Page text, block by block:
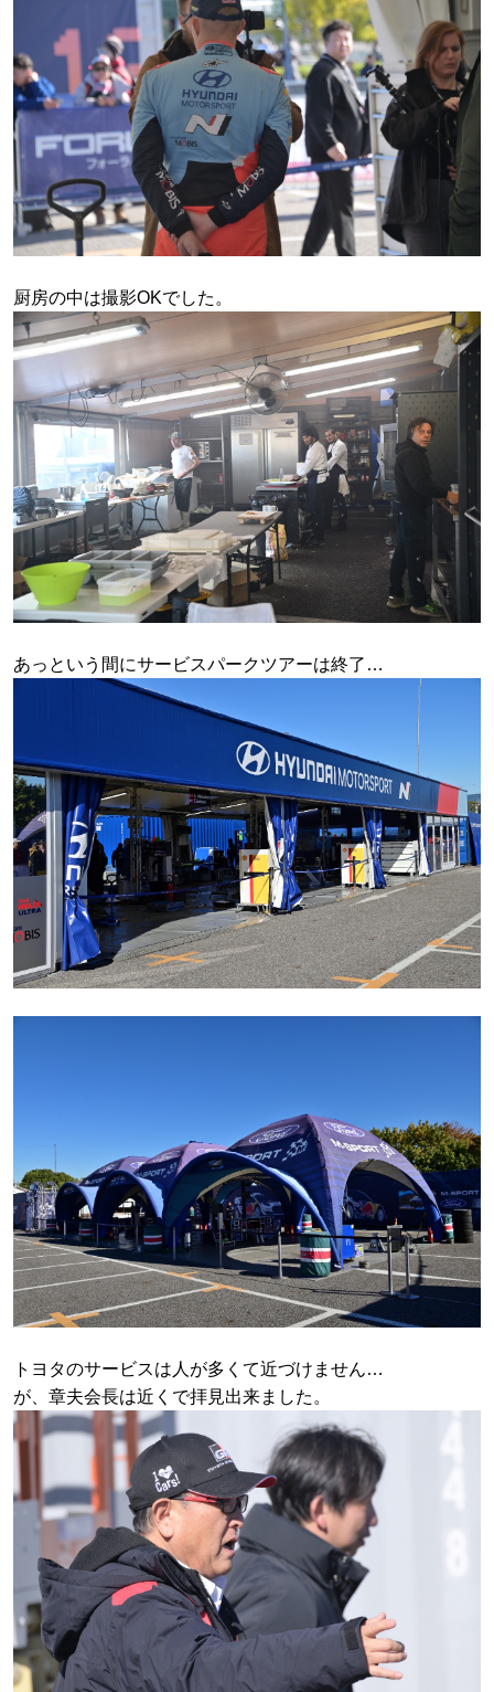
厨房の中は撮影OKでした。
あっという間にサービスパークツアーは終了…
トヨタのサービスは人が多くて近づけません…
が、章夫会長は近くで拝見出来ました。